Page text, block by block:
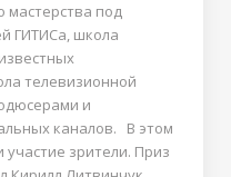
мастерства под
ГИТИСа, школа
телевизионной
и
каналов. В этом
участие зрители. Приз